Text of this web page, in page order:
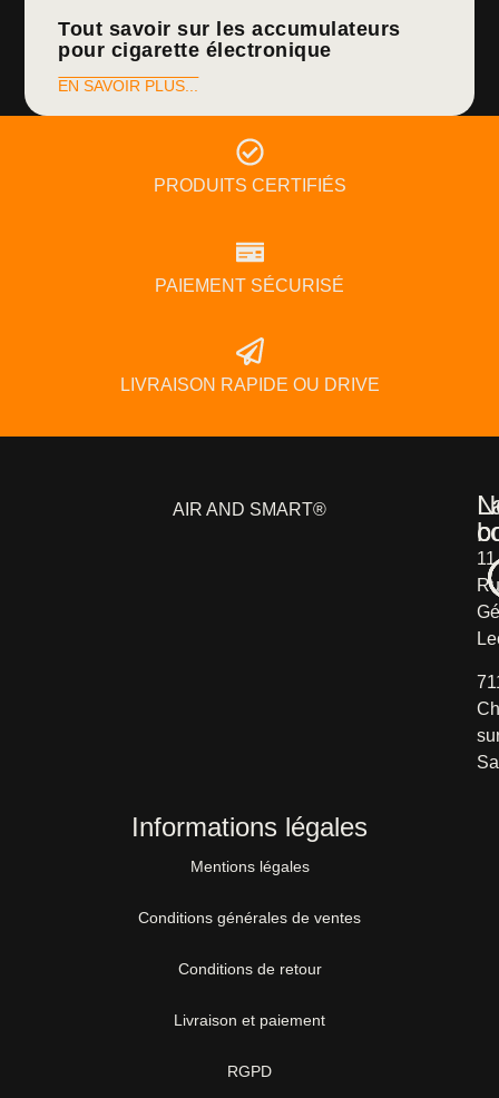
Tout savoir sur les accumulateurs
pour cigarette électronique
EN SAVOIR PLUS...
PRODUITS CERTIFIÉS
PAIEMENT SÉCURISÉ
LIVRAISON RAPIDE OU DRIVE
AIR AND SMART®
11
Informations légales
Mentions légales
Conditions générales de ventes
Conditions de retour
Livraison et paiement
RGPD